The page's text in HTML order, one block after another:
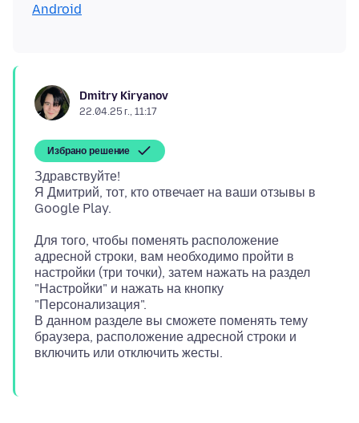
Android
Dmitry Kiryanov
22.04.25 г., 11:17
Избрано решение
Здравствуйте!
Я Дмитрий, тот, кто отвечает на ваши отзывы в
Для того, чтобы поменять расположение
адресной строки, вам необходимо пройти в
настройки (три точки), затем нажать на раздел
"Настройки" и нажать на кнопку
"Персонализация".
В данном разделе вы сможете поменять тему
браузера, расположение адресной строки и